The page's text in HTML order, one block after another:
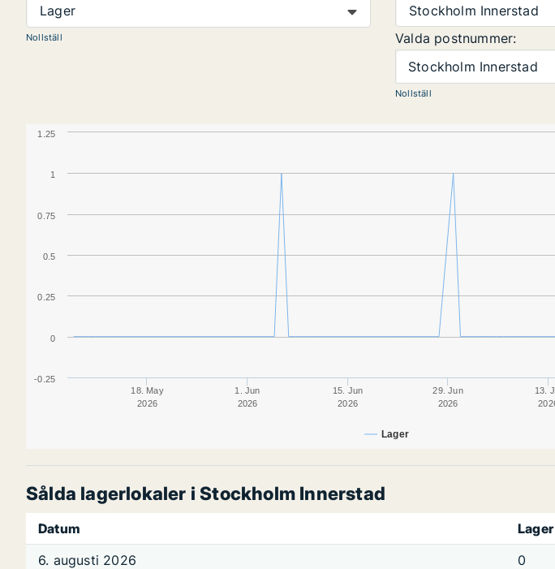
Lager
Nollställ
Stockholm Innerstad
Valda postnummer:
Stockholm Innerstad
Nollställ
Lager
18. May
2026
1. Jun
2026
15. Jun
2026
29. Jun
2026
13.
0
1
-0.25
0.25
0.5
0.75
1.25
Sålda lagerlokaler i Stockholm Innerstad
Datum
Lager
6. augusti 2026
0